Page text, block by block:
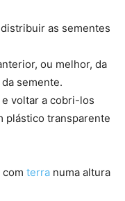
as sementes
ou melhor, da
semente.
e voltar a cobri-los
plástico transparente
terra numa altura